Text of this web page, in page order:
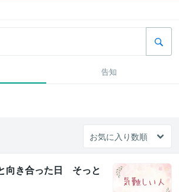
告知
向き合った日 そっと